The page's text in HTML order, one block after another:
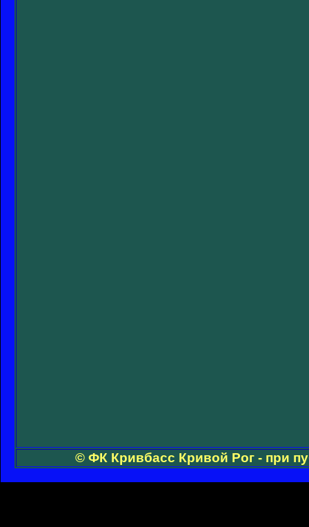
© ФК Кривбасс Кривой Рог - при